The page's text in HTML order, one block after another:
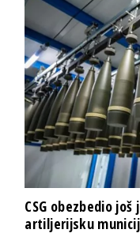
CSG obezbedio
artiljerijsku